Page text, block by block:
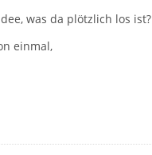
was da plötzlich los ist?
einmal,